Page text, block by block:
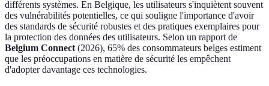
différents systèmes. En Belgique, les utilisateurs s'inquiètent souvent
des vulnérabilités potentielles, ce qui souligne l'importance d'avoir
des standards de sécurité robustes et des pratiques exemplaires pour
la protection des données des utilisateurs. Selon un rapport de
Belgium Connect (2026), 65% des consommateurs belges estiment
que les préoccupations en matière de sécurité les empêchent
d'adopter davantage ces technologies.